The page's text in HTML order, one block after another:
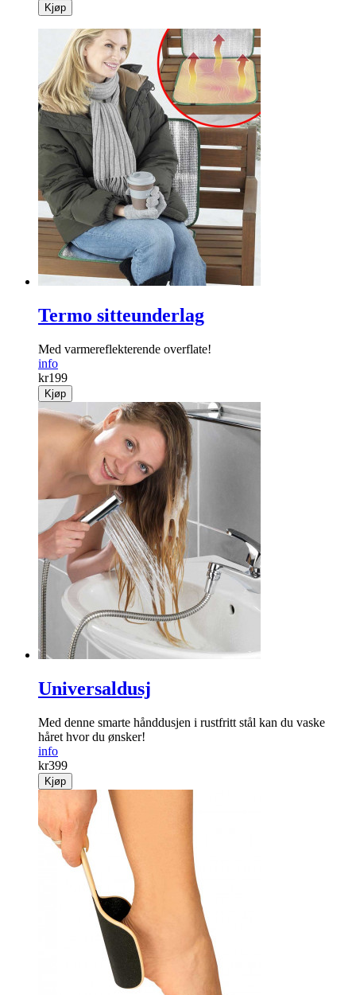
Kjøp
Termo sitteunderlag
Med varme­reflekterende overflate!
info
kr199
Kjøp
Universaldusj
Med denne smarte hånddusjen i rustfritt stål kan du vaske
håret hvor du ønsker!
info
kr399
Kjøp